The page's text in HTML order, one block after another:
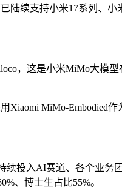
续支持小米17系列、
，这是小米MiMo大模
MiMo-Embodied
投入AI赛道、各个业务
、博士生占比55%。